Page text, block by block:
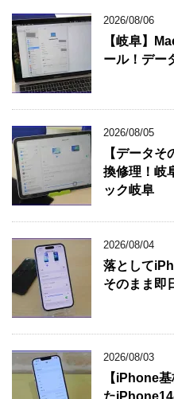
2026/08/06
【岐阜】
ール！デー
2026/08/05
【データ
換修理！岐
ック岐阜
2026/08/04
落として
そのまま即
2026/08/03
【iPhone